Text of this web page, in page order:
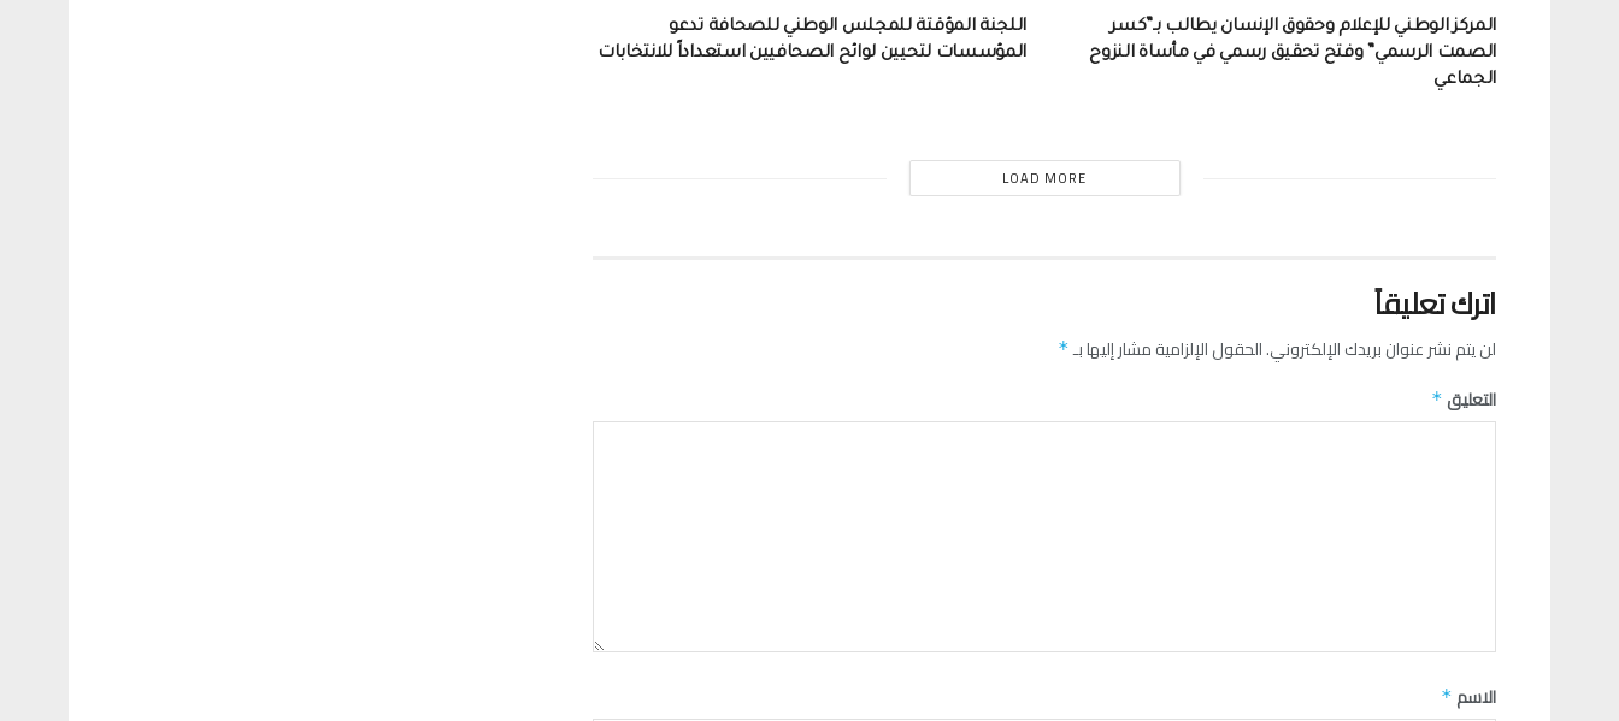
المركز الوطني للإعلام وحقوق الإنسان يطالب بـ”كسر
الصمت الرسمي” وفتح تحقيق رسمي في مأساة النزوح
الجماعي
اللجنة المؤقتة للمجلس الوطني للصحافة تدعو
المؤسسات لتحيين لوائح الصحافيين استعداداً للانتخابات
LOAD MORE
اترك تعليقاً
لن يتم نشر عنوان بريدك الإلكتروني.الحقول الإلزامية مشار إليها بـ*
التعليق *
الاسم *